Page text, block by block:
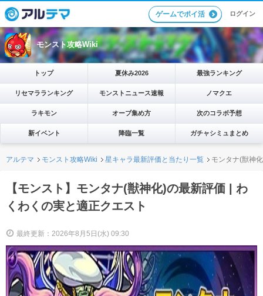
ゲームでポイ活 ログイン
モンスト攻略Wiki
トップ 夏休み2026 最強ランキング
リセマラランキング モンストニュース速報 ノマクエ
ラキモン オーブ集め方 次のコラボ予想
新イベント 降臨一覧 ガチャシミュまとめ
アルテマ モンスト攻略Wiki 星キャラ最新評価と当たり一覧 モンタナ(獣神
【モンスト】モンタナ(獣神化)の最新評価 | わ
くわくの実と適正クエスト
最終更新：2026年8月5日(水) 09:30